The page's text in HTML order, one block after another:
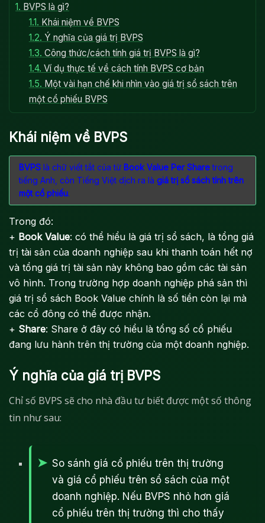
1. BVPS là gì?
1.1. Khái niệm về BVPS
1.2. Ý nghĩa của giá trị BVPS
1.3. Công thức/cách tính giá trị BVPS là gì?
1.4. Ví dụ thực tế về cách tính BVPS cơ bản
1.5. Một vài hạn chế khi nhìn vào giá trị sổ sách trên
một cổ phiếu BVPS
Khái niệm về BVPS
BVPS là chữ viết tắt của từ Book Value Per Sharetrong
tiếng Anh, còn Tiếng Việt dịch ra là giá trị sổ sách tính trên
một cổ phiếu.
Trong đó:
+ Book Value: có thể hiểu là giá trị sổ sách, là tổng giá
trị tài sản của doanh nghiệp sau khi thanh toán hết nợ
và tổng giá trị tài sản này không bao gồm các tài sản
vô hình. Trong trường hợp doanh nghiệp phá sản thì
giá trị sổ sách Book Value chính là số tiền còn lại mà
các cổ đông có thể được nhận.
+ Share: Share ở đây có hiểu là tổng số cổ phiếu
đang lưu hành trên thị trường của một doanh nghiệp.
Ý nghĩa của giá trị BVPS
Chỉ số BVPS sẽ cho nhà đầu tư biết được một số thông
tin như sau:
So sánh giá cổ phiếu trên thị trường
và giá cổ phiếu trên sổ sách của một
doanh nghiệp. Nếu BVPS nhỏ hơn giá
cổ phiếu trên thị trường thì cho thấy